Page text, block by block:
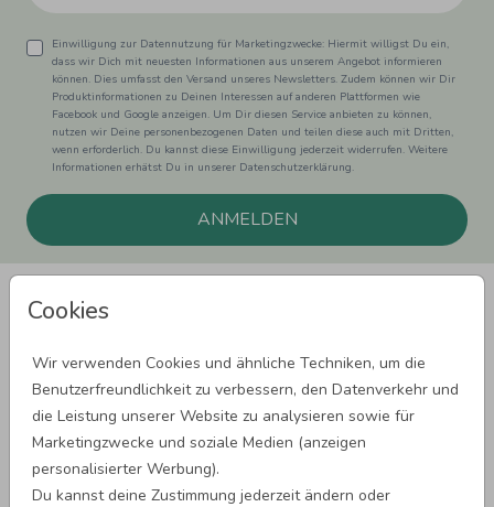
Cookies
Wir verwenden Cookies und ähnliche Techniken, um die
Benutzerfreundlichkeit zu verbessern, den Datenverkehr und
die Leistung unserer Website zu analysieren sowie für
Marketingzwecke und soziale Medien (anzeigen
personalisierter Werbung).
Du kannst deine Zustimmung jederzeit ändern oder
Einwilligung zur Datennutzung für Marketingzwecke: Hiermit willigst Du ein,
dass wir Dich mit neuesten Informationen aus unserem Angebot informieren
können. Dies umfasst den Versand unseres Newsletters. Zudem können wir Dir
Produktinformationen zu Deinen Interessen auf anderen Plattformen wie
Facebook und Google anzeigen. Um Dir diesen Service anbieten zu können,
nutzen wir Deine personenbezogenen Daten und teilen diese auch mit Dritten,
wenn erforderlich. Du kannst diese Einwilligung jederzeit widerrufen. Weitere
Informationen erhätst Du in unserer Datenschutzerklärung.
ANMELDEN
SPRÜCHE ZUM GEBURTSTAG
SPRÜCHE ZUR HOCHZEIT